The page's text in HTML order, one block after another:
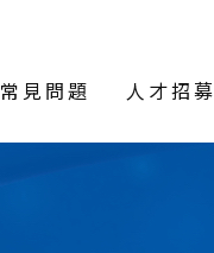
常見問題 人才招募